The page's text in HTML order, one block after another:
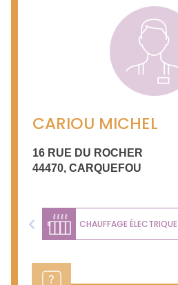
CARIOU MICHEL
16 RUE DU ROCHER
44470, CARQUEFOU
CHAUFFAGE ÉLECTRIQUE
Previous